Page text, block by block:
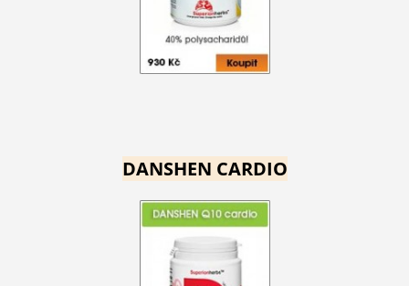
DANSHEN CARDIO